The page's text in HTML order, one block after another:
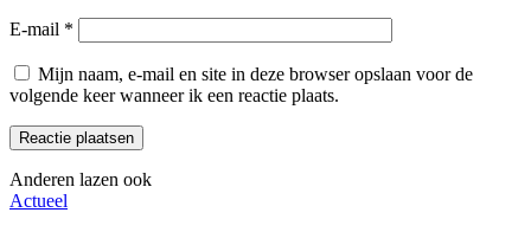
E-mail *
Mijn naam, e-mail en site in deze browser opslaan voor de
volgende keer wanneer ik een reactie plaats.
Anderen lazen ook
Actueel